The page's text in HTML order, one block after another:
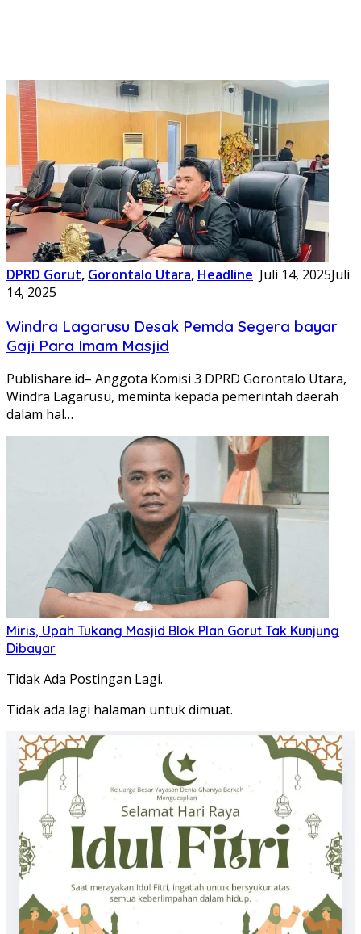
DPRD Gorut, Gorontalo Utara, Headline Juli 14, 2025Juli
14, 2025
Windra Lagarusu Desak Pemda Segera bayar
Gaji Para Imam Masjid
Publishare.id– Anggota Komisi 3 DPRD Gorontalo Utara,
Windra Lagarusu, meminta kepada pemerintah daerah
dalam hal…
Miris, Upah Tukang Masjid Blok Plan Gorut Tak Kunjung
Dibayar
Tidak Ada Postingan Lagi.
Tidak ada lagi halaman untuk dimuat.